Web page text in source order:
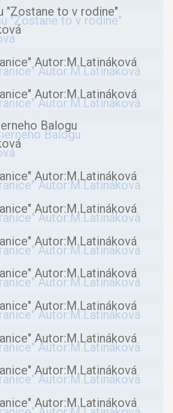
"Zostane to v rodine"
Autor:M.Latináková
Autor:M.Latináková
Balogu
Autor:M.Latináková
Autor:M.Latináková
Autor:M.Latináková
Autor:M.Latináková
Autor:M.Latináková
Autor:M.Latináková
Autor:M.Latináková
Autor:M.Latináková